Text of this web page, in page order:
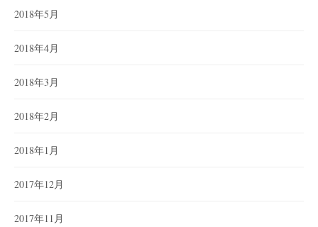
2018年5月
2018年4月
2018年3月
2018年2月
2018年1月
2017年12月
2017年11月